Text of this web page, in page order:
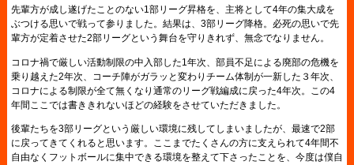
先輩方が成し遂げたことのない1部リーグ昇格を、主将として4年の集大成を
ぶつける思いで戦って参りました。結果は、3部リーグ降格。必死の思いで先
輩方が定着させた2部リーグという舞台を守りきれず、無念でなりません。
コロナ禍で厳しい活動制限の中入部した1年次、部員不足による廃部の危機を
乗り越えた2年次、コーチ陣がガラッと変わりチーム体制が一新した３年次、
コロナによる制限が全て無くなり通常のリーグ戦編成に戻った4年次。この4
年間ここでは書ききれないほどの経験をさせていただきました。
後輩たちを3部リーグという厳しい環境に残してしまいましたが、最速で2部
に戻ってきてくれると思います。ここまでたくさんの方に支えられて4年間不
自由なくフットボールに集中できる環境を整えて下さったことを、今度は僕自